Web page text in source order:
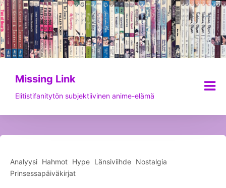
Siirry
sisältöön
Missing Link
Elitistifanitytön subjektiivinen anime-elämä
Analyysi Hahmot Hype Länsiviihde Nostalgia
Prinsessapäiväkirjat